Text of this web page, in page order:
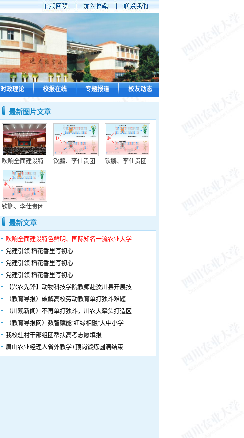
时政理论 校报在线 专题报道 校友动态
最新图片文章
吹响全面建设特 钦鹏、李仕贵团 钦鹏、李仕贵团
钦鹏、李仕贵团
最新文章
吹响全面建设特色鲜明、国际知名一流农业大学
党建引领 稻花香里写初心
党建引领 稻花香里写初心
党建引领 稻花香里写初心
【兴农先锋】动物科技学院教师赴汶川县开展技
（教育导报）破解高校劳动教育单打独斗难题
（川观新闻）不再单打独斗，川农大牵头打造区
（教育导报网）数智赋能“红绿相融”大中小学
我校驻村干部组团帮扶高考志愿填报
眉山农业经理人省外教学+顶岗锻炼圆满结束